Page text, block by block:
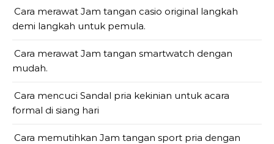
Cara merawat Jam tangan casio original langkah
demi langkah untuk pemula.
Cara merawat Jam tangan smartwatch dengan
mudah.
Cara mencuci Sandal pria kekinian untuk acara
formal di siang hari
Cara memutihkan Jam tangan sport pria dengan